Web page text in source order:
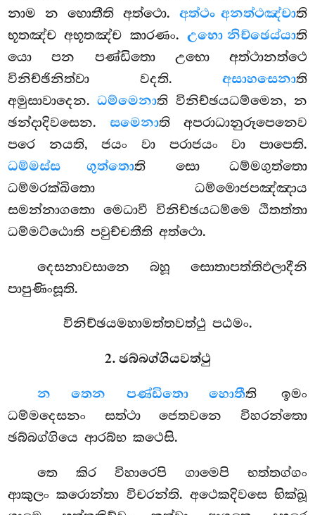
නාම න හොතීති අත්ථො. අත්ථං අනත්ථඤ්චාති
භූතඤ්ච අභූතඤ්ච කාරණං. උභො නිච්ඡෙය්යාති
යො පන පණ්ඩිතො උභො අත්ථානත්ථෙ
විනිච්ඡිනිත්වා වදති. අසාහසෙනාති
අමුසාවාදෙන.ධම්මෙනාති විනිච්ඡයධම්මෙන, න
ඡන්දාදිවසෙන. සමෙනාති අපරාධානුරූපෙනෙව
පරෙ නයති, ජයං වා පරාජයං වා පාපෙති.
ධම්මස්ස ගුත්තොති සො ධම්මගුත්තො
ධම්මරක්ඛිතො ධම්මොජපඤ්ඤාය
සමන්නාගතො මෙධාවී විනිච්ඡයධම්මෙ ඨිතත්තා
ධම්මට්ඨොති පවුච්චතීති අත්ථො.
දෙසනාවසානෙ බහූ සොතාපත්තිඵලාදීනි
පාපුණිංසූති.
විනිච්ඡයමහාමත්තවත්ථු පඨමං.
2. ඡබ්බග්ගියවත්ථු
න තෙන පණ්ඩිතො හොතීති ඉමං
ධම්මදෙසනං සත්ථා ජෙතවනෙ විහරන්තො
ඡබ්බග්ගියෙ ආරබ්භ කථෙසි.
තෙ කිර විහාරෙපි ගාමෙපි භත්තග්ගං
ආකුලං කරොන්තා විචරන්ති. අථෙකදිවසෙ භික්ඛූ